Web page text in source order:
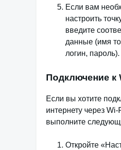
Если вам
настроить
введите
данные (имя
логин, пароль).
Подключение к
Если вы хотите
интернету через
выполните
Откройте